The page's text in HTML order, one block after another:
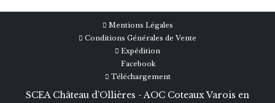
Mentions Légales
Conditions Générales de Vente
Expédition
Facebook
Téléchargement
SCEA Château d’Ollières - AOC Coteaux Varois en